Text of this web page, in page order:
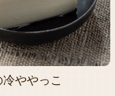
ややっこ